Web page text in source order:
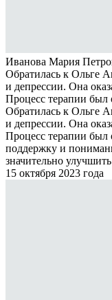
Иванова Мария
Обратилась к Ольге
и депрессии. Она
Процесс терапии был
Обратилась к Ольге
и депрессии. Она
Процесс терапии был
поддержку и
значительно
15 октября 2023 года